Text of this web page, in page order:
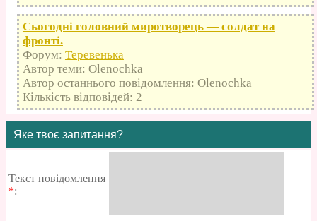
Сьогодні головний миротворець — солдат на
фронті.
Форум: Теревенька
Автор теми: Olenochka
Автор останнього повідомлення: Olenochka
Кількість відповідей: 2
Яке твоє запитання?
Текст повідомлення
*: